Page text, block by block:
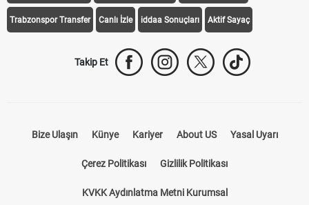
Trabzonspor Transfer Canlı İzle iddaa Sonuçları Aktif Sayaç
Takip Et
Bize Ulaşın Künye Kariyer About US Yasal Uyarı
Çerez Politikası Gizlilik Politikası
KVKK Aydınlatma Metni Kurumsal